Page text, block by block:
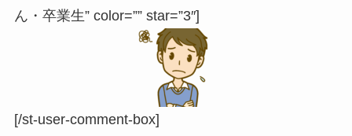
ん・卒業生” color=”” star=”3″]
[/st-user-comment-box]